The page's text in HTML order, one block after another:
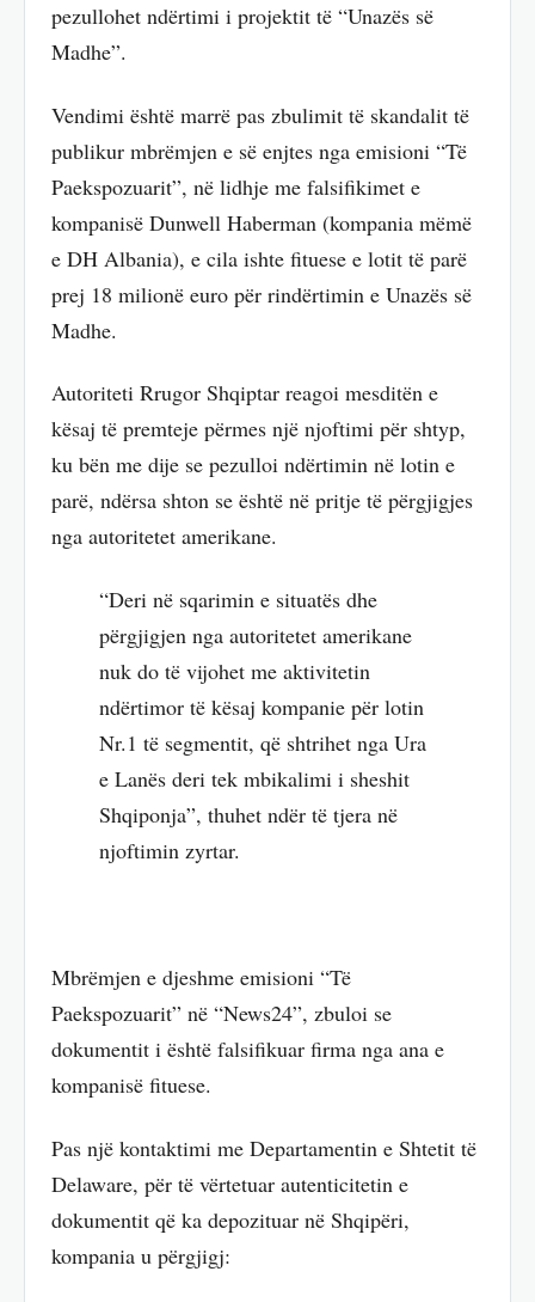
pezullohet ndërtimi i projektit të “Unazës së
Madhe”.
Vendimi është marrë pas zbulimit të skandalit të
publikur mbrëmjen e së enjtes nga emisioni “Të
Paekspozuarit”, në lidhje me falsifikimet e
kompanisë Dunwell Haberman (kompania mëmë
e DH Albania), e cila ishte fituese e lotit të parë
prej 18 milionë euro për rindërtimin e Unazës së
Madhe.
Autoriteti Rrugor Shqiptar reagoi mesditën e
kësaj të premteje përmes një njoftimi për shtyp,
ku bën me dije se pezulloi ndërtimin në lotin e
parë, ndërsa shton se është në pritje të përgjigjes
nga autoritetet amerikane.
“Deri në sqarimin e situatës dhe
përgjigjen nga autoritetet amerikane
nuk do të vijohet me aktivitetin
ndërtimor të kësaj kompanie për lotin
Nr.1 të segmentit, që shtrihet nga Ura
e Lanës deri tek mbikalimi i sheshit
Shqiponja”, thuhet ndër të tjera në
njoftimin zyrtar.
Mbrëmjen e djeshme emisioni “Të
Paekspozuarit” në “News24”, zbuloi se
dokumentit i është falsifikuar firma nga ana e
kompanisë fituese.
Pas një kontaktimi me Departamentin e Shtetit të
Delaware, për të vërtetuar autenticitetin e
dokumentit që ka depozituar në Shqipëri,
kompania u përgjigj: